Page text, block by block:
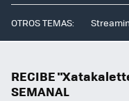
OTROS TEMAS:
RECIBE
SEMANAL